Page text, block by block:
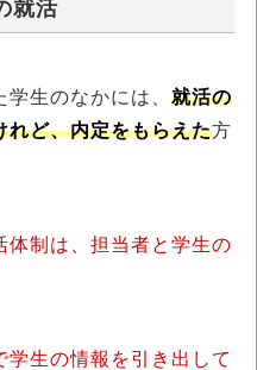
就活
生のなかには、 就活の
れど、内定をもらえた方
体制は、担当者と学生の
学生の情報を引き出して